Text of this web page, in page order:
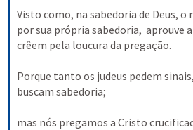
Visto como, na sabedoria de Deus, o
por sua própria sabedoria,  aprouve
crêem pela loucura da pregação.
Porque tanto os judeus pedem
buscam sabedoria;
mas nós pregamos a Cristo